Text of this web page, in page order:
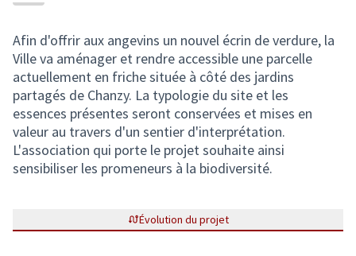
Afin d'offrir aux angevins un nouvel écrin de verdure, la
Ville va aménager et rendre accessible une parcelle
actuellement en friche située à côté des jardins
partagés de Chanzy. La typologie du site et les
essences présentes seront conservées et mises en
valeur au travers d'un sentier d'interprétation.
L'association qui porte le projet souhaite ainsi
sensibiliser les promeneurs à la biodiversité.
Évolution du projet